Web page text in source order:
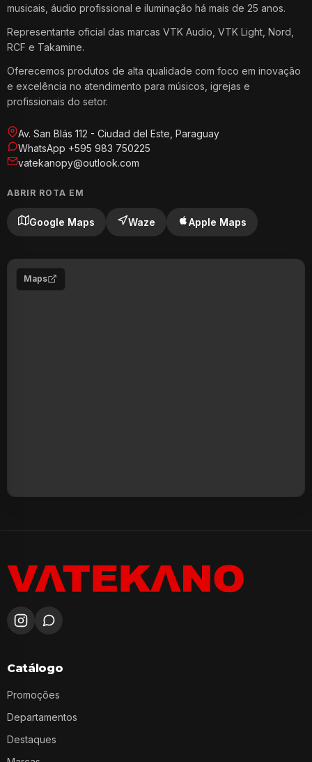
musicais, áudio profissional e iluminação há mais de 25 anos.
Representante oficial das marcas VTK Audio, VTK Light, Nord,
RCF e Takamine.
Oferecemos produtos de alta qualidade com foco em inovação
e excelência no atendimento para músicos, igrejas e
profissionais do setor.
Av. San Blás 112 - Ciudad del Este, Paraguay
WhatsApp +595 983 750225
vatekanopy@outlook.com
ABRIR ROTA EM
Google Maps Waze Apple Maps
Maps
Catálogo
Promoções
Departamentos
Destaques